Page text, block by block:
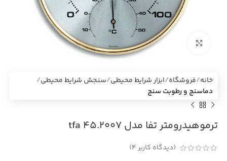
بزرگنمایی تصویر
خانه فروشگاه ابزار شرایط محیطی سنجش شرایط محیطی
دماسنج و رطوبت سنج
ترموهیدرومتر تفا مدل 45.2007 tfa
(دیدگاه کاربر4
)